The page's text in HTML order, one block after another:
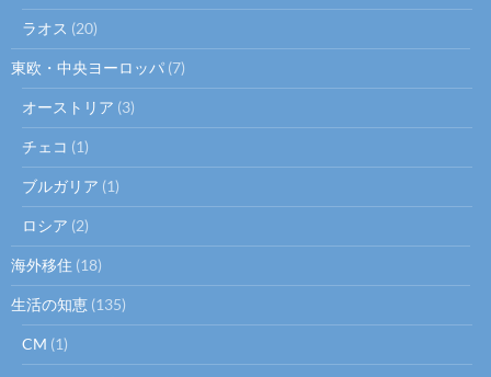
ラオス (20)
東欧・中央ヨーロッパ (7)
オーストリア (3)
チェコ (1)
ブルガリア (1)
ロシア (2)
海外移住 (18)
生活の知恵 (135)
CM (1)